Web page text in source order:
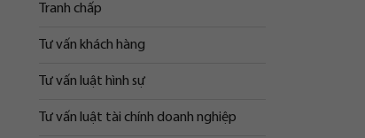
Tranh chấp
Tư vấn khách hàng
Tư vấn luật hình sự
Tư vấn luật tài chính doanh nghiệp